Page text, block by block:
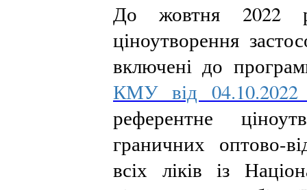
До жовтня 2022
ціноутворення
включені до
КМУ від
референтне
граничних оптово-
всіх ліків із